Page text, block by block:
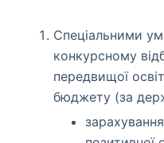
Спеціальними
конкурсному
передвищої
бюджету (за